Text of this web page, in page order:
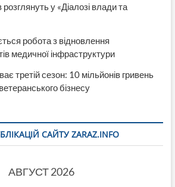
розглянуть у «Діалозі влади та
робота з відновлення
медичної інфраструктури
третій сезон: 10 мільйонів гривень
бізнесу
САЙТУ ZARAZ.INFO
АВГУСТ 2026